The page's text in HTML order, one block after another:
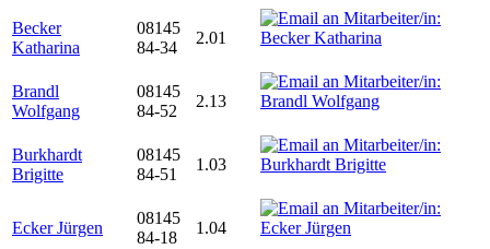
Becker
Katharina
08145
84-34
2.01
Brandl
Wolfgang
08145
84-52
2.13
Burkhardt
Brigitte
08145
84-51
1.03
Ecker Jürgen
08145
84-18
1.04